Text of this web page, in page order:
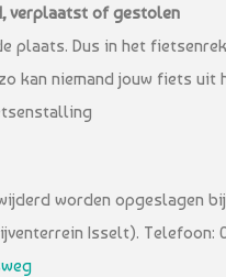
verplaatst of gestolen
plaats. Dus in het
kan niemand jouw fiets uit
worden opgeslagen
Isselt). Telefoon: